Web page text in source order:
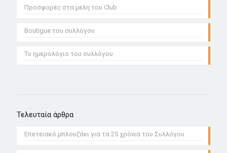
Προσφoρές στα μελη του Club
Boutigue του συλλόγου
Το ημερολόγιο του συλλόγου
Τελευταία άρθρα
Επετειακό μπλουζάκι για τα 25 χρόνια του Συλλόγου